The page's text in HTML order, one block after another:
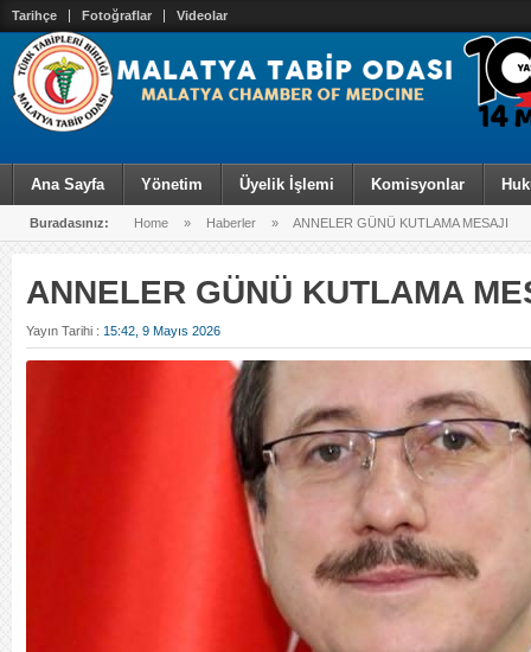
Tarihçe Fotoğraflar Videolar
Ana Sayfa Yönetim Üyelik İşlemi Komisyonlar
Buradasınız: Home » Haberler » ANNELER GÜNÜ KUTLAMA MESAJI
ANNELER GÜNÜ KUTLAMA
Yayın Tarihi : 15:42, 9 Mayıs 2026